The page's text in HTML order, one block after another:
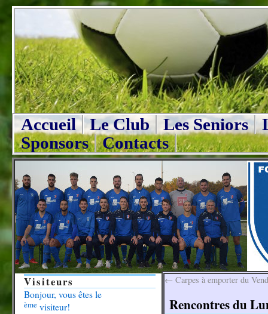
Accueil Le Club Les Seniors
Sponsors
Contacts
← Carpes à emporter du
Rencontres du
Visiteurs
Bonjour, vous êtes le
ème visiteur!